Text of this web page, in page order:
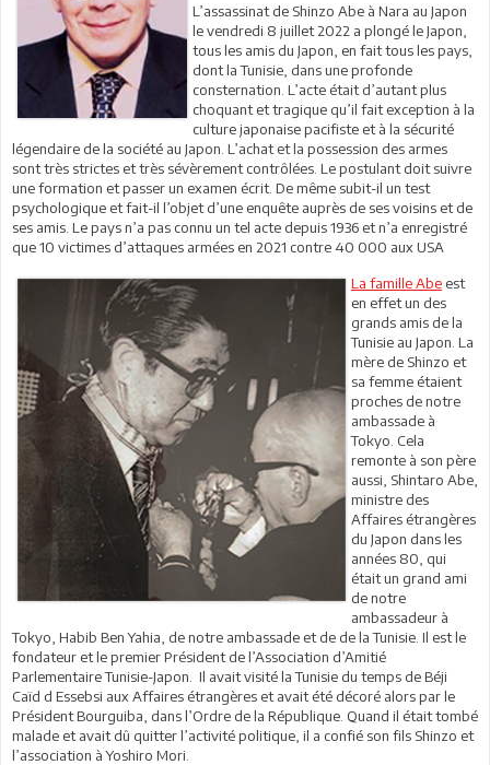
L’assassinat de Shinzo Abe à Nara au Japon
le vendredi 8 juillet 2022 a plongé le Japon,
tous les amis du Japon, en fait tous les pays,
dont la Tunisie, dans une profonde
consternation. L’acte était d’autant plus
choquant et tragique qu’il fait exception à la
culture japonaise pacifiste et à la sécurité
légendaire de la société au Japon. L’achat et la possession des armes
sont très strictes et très sévèrement contrôlées. Le postulant doit suivre
une formation et passer un examen écrit. De même subit-il un test
psychologique et fait-il l’objet d’une enquête auprès de ses voisins et de
ses amis. Le pays n’a pas connu un tel acte depuis 1936 et n’a enregistré
que 10 victimes d’attaques armées en 2021 contre 40 000 aux USA
La famille Abe est
en effet un des
grands amis de la
Tunisie au Japon. La
mère de Shinzo et
sa femme étaient
proches de notre
ambassade à
Tokyo. Cela
remonte à son père
aussi, Shintaro Abe,
ministre des
Affaires étrangères
du Japon dans les
années 80, qui
était un grand ami
de notre
ambassadeur à
Tokyo, Habib Ben Yahia, de notre ambassade et de de la Tunisie. Il est le
fondateur et le premier Président de l’Association d’Amitié
Parlementaire Tunisie-Japon. Il avait visité la Tunisie du temps de Béji
Caïd d Essebsi aux Affaires étrangères et avait été décoré alors par le
Président Bourguiba, dans l’Ordre de la République. Quand il était tombé
malade et avait dû quitter l’activité politique, il a confié son fils Shinzo et
l’association à Yoshiro Mori.